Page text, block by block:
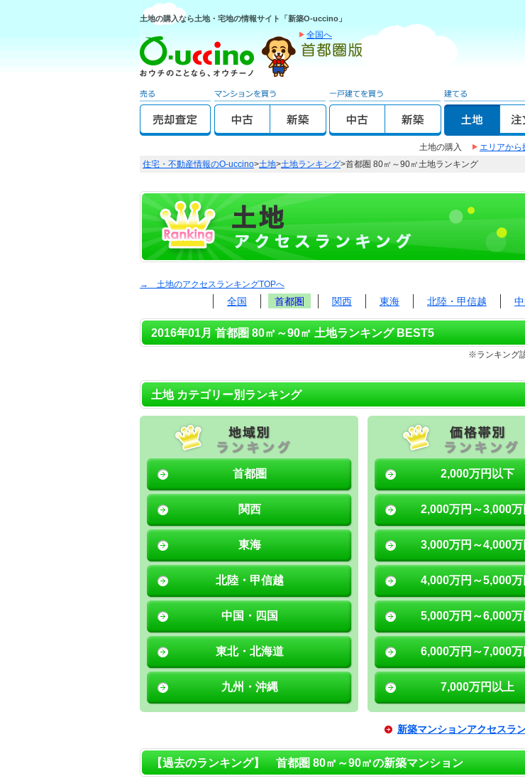
土地の購入なら土地・宅地の情報サイト「新築O-uccino」
全国へ
土地の購入 エリアから
住宅・不動産情報のO-uccino>土地>土地ランキング>首都圏 80㎡～90㎡土地ランキング
→ 土地のアクセスランキングTOPへ
全国 首都圏 関西 東海 北陸・甲信越
2016年01月 首都圏 80㎡～90㎡ 土地ランキング BEST5
※ランキング
土地 カテゴリー別ランキング
首都圏
関西
東海
北陸・甲信越
中国・四国
東北・北海道
九州・沖縄
2,000万円以下
2,000万円～3,000万
3,000万円～4,000万
4,000万円～5,000万
5,000万円～6,000万
6,000万円～7,000万
7,000万円以上
新築マンションアクセスラ
【過去のランキング】 首都圏 80㎡～90㎡の新築マンション